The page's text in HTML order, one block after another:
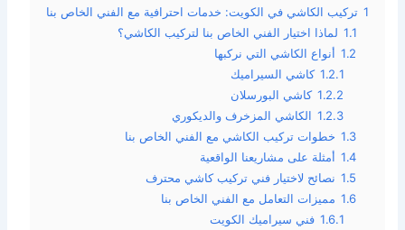
1 تركيب الكاشي في الكويت: خدمات احترافية مع الفني الخاص بنا
1.1 لماذا اختيار الفني الخاص بنا لتركيب الكاشي؟
1.2 أنواع الكاشي التي نركبها
1.2.1 كاشي السيراميك
1.2.2 كاشي البورسلان
1.2.3 الكاشي المزخرف والديكوري
1.3 خطوات تركيب الكاشي مع الفني الخاص بنا
1.4 أمثلة على مشاريعنا الواقعية
1.5 نصائح لاختيار فني تركيب كاشي محترف
1.6 مميزات التعامل مع الفني الخاص بنا
1.6.1 فني سيراميك الكويت